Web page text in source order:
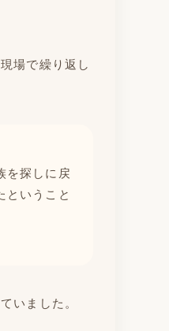
場で繰り返し
を探しに戻
ということ
いました。